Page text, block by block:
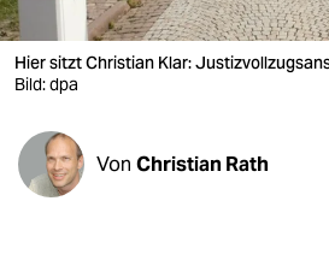
verlag
veranstaltungen
fragen & hilfe
unterstützen
Hier sitzt Christian Klar:
Bild: dpa
Von Christian Rath